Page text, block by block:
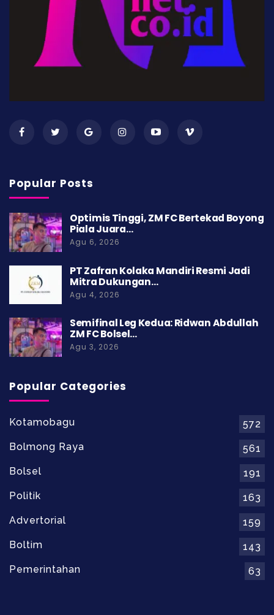
Popular Posts
Optimis Tinggi, ZM FC Bertekad Boyong
Piala Juara…
Agu 6, 2026
PT Zafran Kolaka Mandiri Resmi Jadi
Mitra Dukungan…
Agu 4, 2026
Semifinal Leg Kedua: Ridwan Abdullah
ZM FC Bolsel…
Agu 3, 2026
Popular Categories
Kotamobagu
572
Bolmong Raya
561
Bolsel
191
Politik
163
Advertorial
159
Boltim
143
Pemerintahan
63